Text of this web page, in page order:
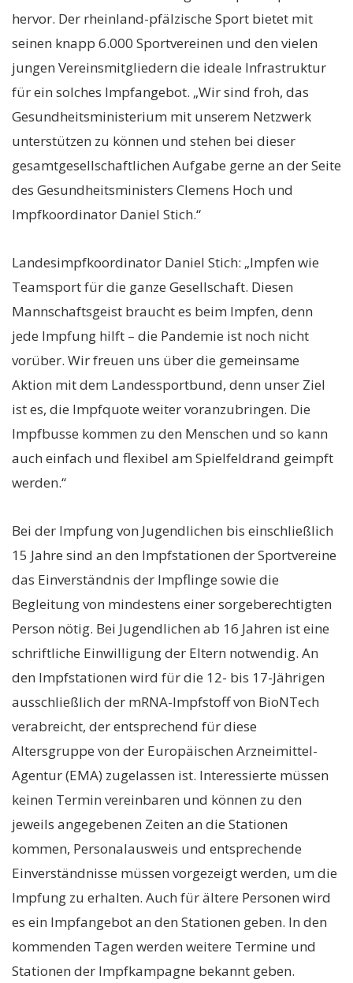
hervor. Der rheinland-pfälzische Sport bietet mit
seinen knapp 6.000 Sportvereinen und den vielen
jungen Vereinsmitgliedern die ideale Infrastruktur
für ein solches Impfangebot. „Wir sind froh, das
Gesundheitsministerium mit unserem Netzwerk
unterstützen zu können und stehen bei dieser
gesamtgesellschaftlichen Aufgabe gerne an der Seite
des Gesundheitsministers Clemens Hoch und
Impfkoordinator Daniel Stich.“
Landesimpfkoordinator Daniel Stich: „Impfen wie
Teamsport für die ganze Gesellschaft. Diesen
Mannschaftsgeist braucht es beim Impfen, denn
jede Impfung hilft – die Pandemie ist noch nicht
vorüber. Wir freuen uns über die gemeinsame
Aktion mit dem Landessportbund, denn unser Ziel
ist es, die Impfquote weiter voranzubringen. Die
Impfbusse kommen zu den Menschen und so kann
auch einfach und flexibel am Spielfeldrand geimpft
werden.“
Bei der Impfung von Jugendlichen bis einschließlich
15 Jahre sind an den Impfstationen der Sportvereine
das Einverständnis der Impflinge sowie die
Begleitung von mindestens einer sorgeberechtigten
Person nötig. Bei Jugendlichen ab 16 Jahren ist eine
schriftliche Einwilligung der Eltern notwendig. An
den Impfstationen wird für die 12- bis 17-Jährigen
ausschließlich der mRNA-Impfstoff von BioNTech
verabreicht, der entsprechend für diese
Altersgruppe von der Europäischen Arzneimittel-
Agentur (EMA) zugelassen ist. Interessierte müssen
keinen Termin vereinbaren und können zu den
jeweils angegebenen Zeiten an die Stationen
kommen, Personalausweis und entsprechende
Einverständnisse müssen vorgezeigt werden, um die
Impfung zu erhalten. Auch für ältere Personen wird
es ein Impfangebot an den Stationen geben. In den
kommenden Tagen werden weitere Termine und
Stationen der Impfkampagne bekannt geben.